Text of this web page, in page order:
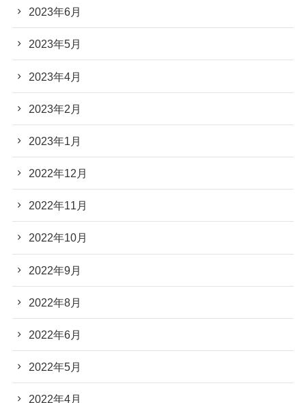
2023年6月
2023年5月
2023年4月
2023年2月
2023年1月
2022年12月
2022年11月
2022年10月
2022年9月
2022年8月
2022年6月
2022年5月
2022年4月